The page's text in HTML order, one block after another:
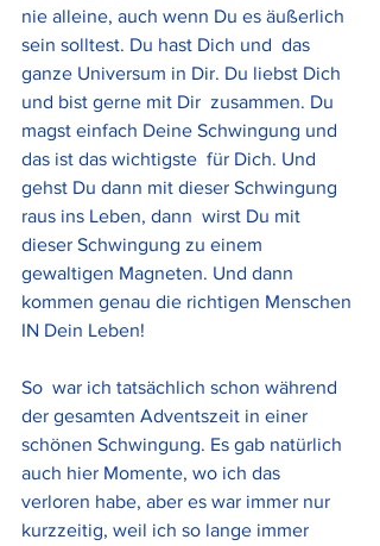
nie alleine, auch wenn Du es äußerlich
sein solltest. Du hast Dich und  das
ganze Universum in Dir. Du liebst Dich
und bist gerne mit Dir  zusammen. Du
magst einfach Deine Schwingung und
das ist das wichtigste  für Dich. Und
gehst Du dann mit dieser Schwingung
raus ins Leben, dann  wirst Du mit
dieser Schwingung zu einem
gewaltigen Magneten. Und dann
kommen genau die richtigen Menschen
IN Dein Leben!
So  war ich tatsächlich schon während
der gesamten Adventszeit in einer
schönen Schwingung. Es gab natürlich
auch hier Momente, wo ich das
verloren habe, aber es war immer nur
kurzzeitig, weil ich so lange immer